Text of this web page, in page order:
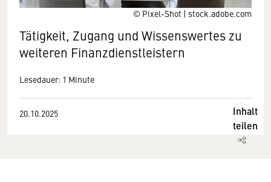
© Pixel-Shot | stock.adobe.com
Tätigkeit, Zugang und Wissenswertes zu
weiteren Finanzdienstleistern
Lesedauer: 1 Minute
20.10.2025
Inhalt
teilen